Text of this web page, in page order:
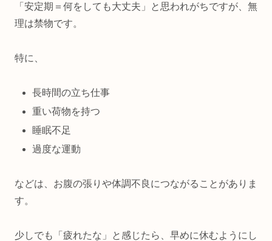
「安定期＝何をしても大丈夫」と思われがちですが、無
理は禁物です。
特に、
長時間の立ち仕事
重い荷物を持つ
睡眠不足
過度な運動
などは、お腹の張りや体調不良につながることがありま
す。
少しでも「疲れたな」と感じたら、早めに休むようにし